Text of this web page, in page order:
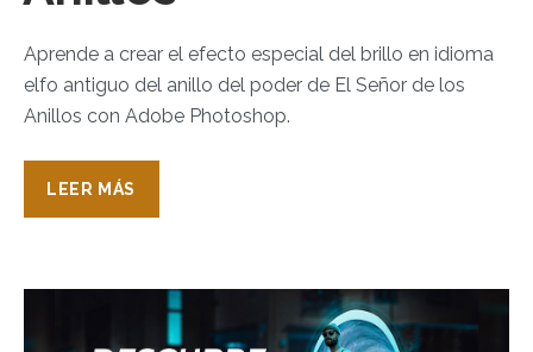
Aprende a crear el efecto especial del brillo en idioma
elfo antiguo del anillo del poder de El Señor de los
Anillos con Adobe Photoshop.
LEER MÁS